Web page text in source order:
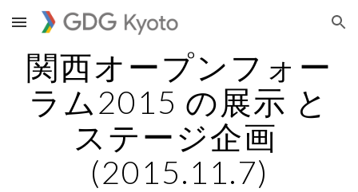
Skip to main content Skip to navigation
関西オープンフォー
ラム2015 の展示 と
ステージ企画
(2015.11.7)